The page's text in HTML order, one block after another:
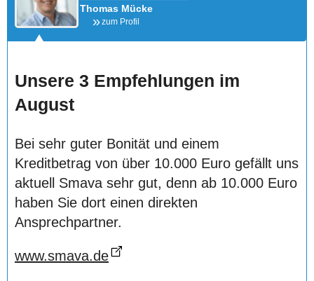
Thomas Mücke
zum Profil
Unsere 3 Empfehlungen im
August
Bei sehr guter Bonität und einem
Kreditbetrag von über 10.000 Euro gefällt uns
aktuell Smava sehr gut, denn ab 10.000 Euro
haben Sie dort einen direkten
Ansprechpartner.
www.smava.de